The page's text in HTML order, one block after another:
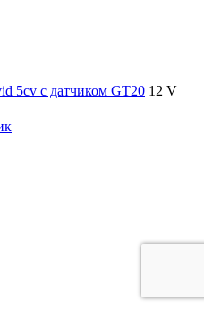
5cv с датчиком GT20 12 V